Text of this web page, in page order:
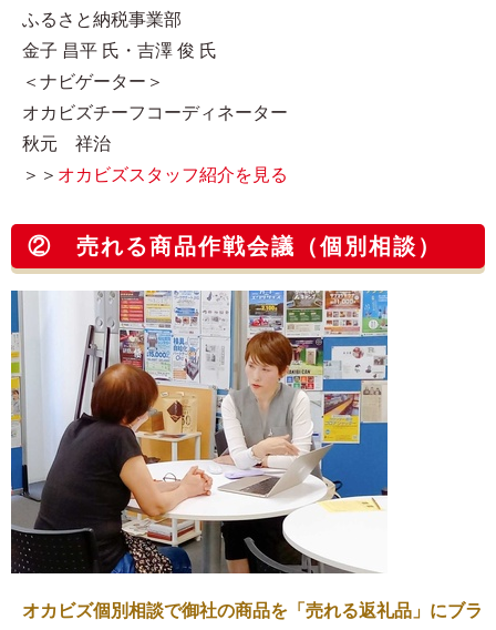
ふるさと納税事業部
金子 昌平 氏・吉澤 俊 氏
＜ナビゲーター＞
オカビズチーフコーディネーター
秋元 祥治
＞＞ オカビズスタッフ紹介を見る
② 売れる商品作戦会議（個別相談）
オカビズ個別相談で御社の商品を「売れる返礼品」にブラ